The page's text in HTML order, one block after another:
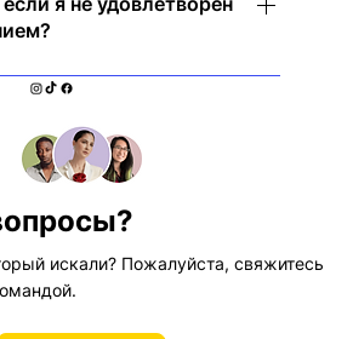
сложная настройка не
30-дневную гарантию
риска!
искали? Пожалуйста, свяжитесь